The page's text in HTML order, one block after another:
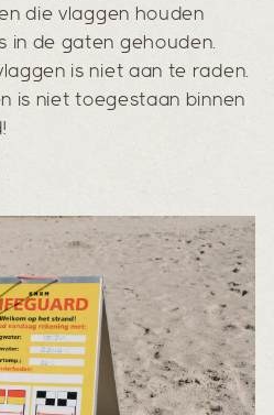
die vlaggen houden
de gaten gehouden.
is niet aan te raden.
is niet toegestaan binnen